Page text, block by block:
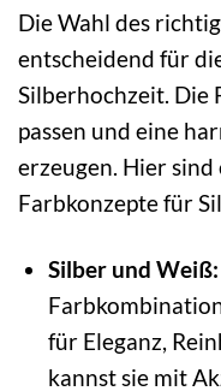
Die Wahl des
entscheidend für
Silberhochzeit. Die
passen und eine
erzeugen. Hier
Farbkonzepte für
Silber und Weiß:
für Eleganz,
kannst sie mit